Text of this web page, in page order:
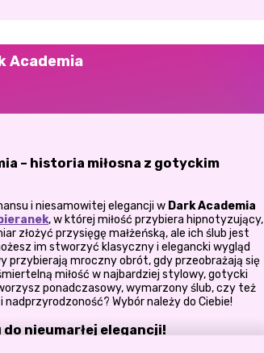
Academia
– historia miłosna z gotyckim
i niesamowitej elegancji w Dark Academia
, w której miłość przybiera hipnotyzujący,
złożyć przysięgę małżeńską, ale ich ślub jest
im stworzyć klasyczny i elegancki wygląd
przybierają mroczny obrót, gdy przeobrażają się
miłość w najbardziej stylowy, gotycki
ponadczasowy, wymarzony ślub, czy też
Wybór należy do Ciebie!
nieumarłej elegancji!